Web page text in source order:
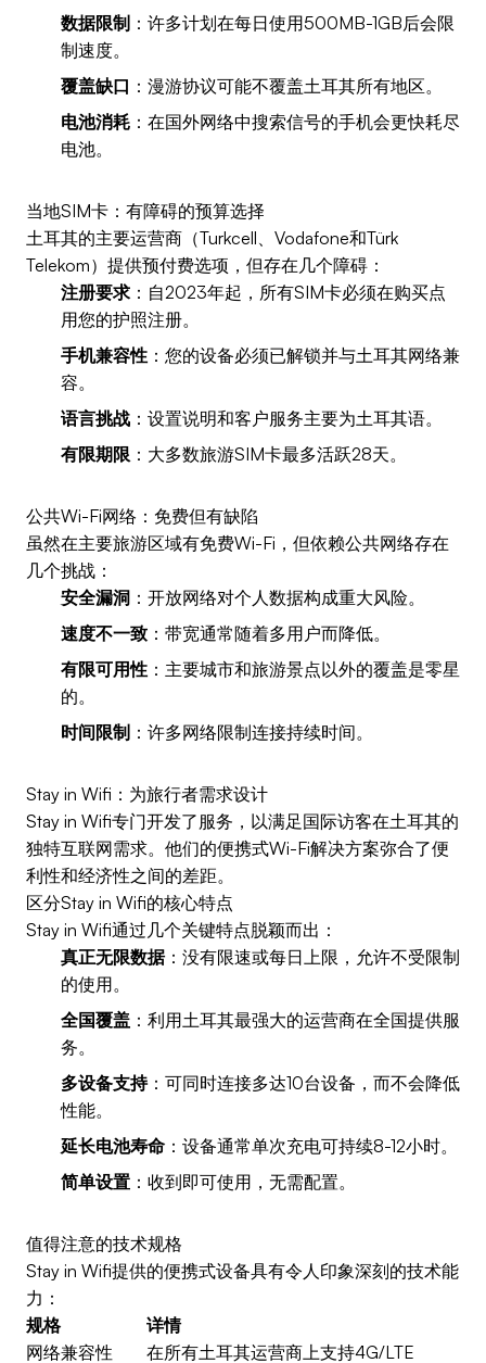
数据限制 ：许多计划在每日使用500MB-1GB后会限
制速度。
覆盖缺口 ：漫游协议可能不覆盖土耳其所有地区。
电池消耗 ：在国外网络中搜索信号的手机会更快耗尽
电池。
当地SIM卡：有障碍的预算选择
土耳其的主要运营商（Turkcell、Vodafone和Türk
Telekom）提供预付费选项，但存在几个障碍：
注册要求：自2023年起，所有SIM卡必须在购买点
用您的护照注册。
手机兼容性 ：您的设备必须已解锁并与土耳其网络兼
容。
语言挑战 ：设置说明和客户服务主要为土耳其语。
有限期限 ：大多数旅游SIM卡最多活跃28天。
公共Wi-Fi网络：免费但有缺陷
虽然在主要旅游区域有免费Wi-Fi，但依赖公共网络存在
几个挑战：
安全漏洞 ：开放网络对个人数据构成重大风险。
速度不一致 ：带宽通常随着多用户而降低。
有限可用性 ：主要城市和旅游景点以外的覆盖是零星
的。
时间限制 ：许多网络限制连接持续时间。
Stay in Wifi：为旅行者需求设计
Stay in Wifi专门开发了服务，以满足国际访客在土耳其的
独特互联网需求。他们的便携式Wi-Fi解决方案弥合了便
利性和经济性之间的差距。
区分Stay in Wifi的核心特点
Stay in Wifi通过几个关键特点脱颖而出：
真正无限数据：没有限速或每日上限，允许不受限制
的使用。
全国覆盖 ：利用土耳其最强大的运营商在全国提供服
务。
多设备支持：可同时连接多达10台设备，而不会降低
性能。
延长电池寿命 ：设备通常单次充电可持续8-12小时。
简单设置 ：收到即可使用，无需配置。
值得注意的技术规格
Stay in Wifi提供的便携式设备具有令人印象深刻的技术能
力：
规格
详情
网络兼容性
在所有土耳其运营商上支持4G/LTE